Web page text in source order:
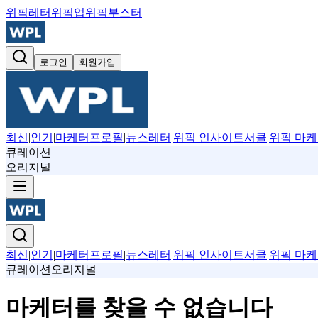
위픽레터 위픽업위픽부스터
로그인 회원가입
최신|인기 |마케터프로필|뉴스레터 |위픽 인사이트서클|위픽 마케
큐레이션
오리지널
최신|인기 |마케터프로필|뉴스레터 |위픽 인사이트서클|위픽 마케
큐레이션 오리지널
마케터를 찾을 수 없습니다